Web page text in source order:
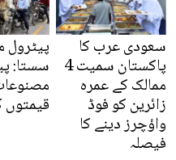
سعودی عرب کا
پاکستان سمیت 4
ممالک کے عمرہ
زائرین کو فوڈ
واؤچرز دینے کا
فیصلہ
پیٹرول
سستا:
قیمتوں